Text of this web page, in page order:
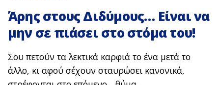
Άρης στους Διδύμους… Είναι να
μην σε πιάσει στο στόμα του!
Σου πετούν τα λεκτικά καρφιά το ένα μετά το
άλλο, κι αφού σ΄έχουν σταυρώσει κανονικά,